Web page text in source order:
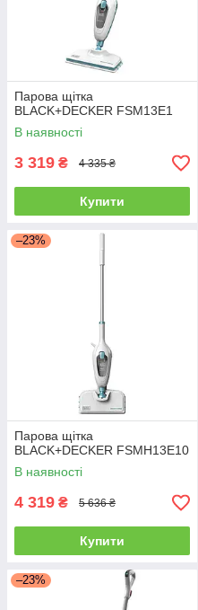
Парова щітка
BLACK+DECKER FSM13E1
В наявності
3 319 ₴ 4 335 ₴
Купити
–23%
Парова щітка
BLACK+DECKER FSMH13E10
В наявності
4 319 ₴ 5 636 ₴
Купити
–23%